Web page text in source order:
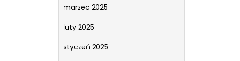
marzec 2025
luty 2025
styczeń 2025